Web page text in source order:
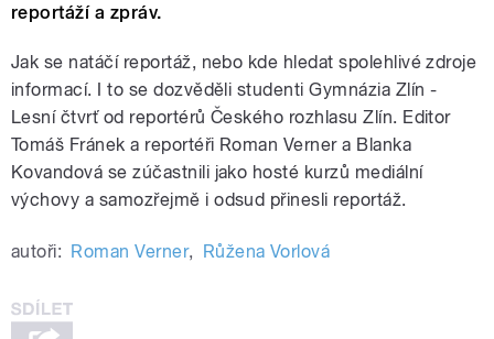
reportáží a zpráv.
Jak se natáčí reportáž, nebo kde hledat spolehlivé zdroje
informací. I to se dozvěděli studenti Gymnázia Zlín -
Lesní čtvrť od reportérů Českého rozhlasu Zlín. Editor
Tomáš Fránek a reportéři Roman Verner a Blanka
Kovandová se zúčastnili jako hosté kurzů mediální
výchovy a samozřejmě i odsud přinesli reportáž.
autoři: Roman Verner, Růžena Vorlová